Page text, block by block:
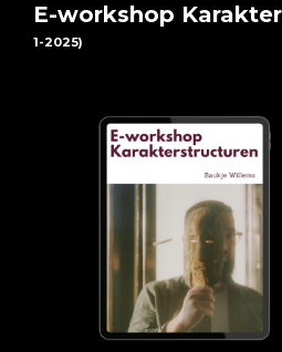
E-workshop
1-2025)